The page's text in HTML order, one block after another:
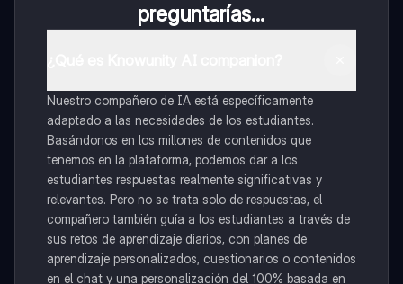
preguntarías...
Nuestro compañero de IA está específicamente
adaptado a las necesidades de los estudiantes.
Basándonos en los millones de contenidos que
tenemos en la plataforma, podemos dar a los
estudiantes respuestas realmente significativas y
relevantes. Pero no se trata solo de respuestas, el
compañero también guía a los estudiantes a través de
sus retos de aprendizaje diarios, con planes de
aprendizaje personalizados, cuestionarios o contenidos
en el chat y una personalización del 100% basada en